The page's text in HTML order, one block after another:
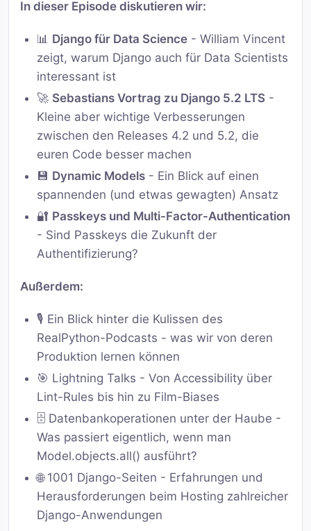
In dieser Episode diskutieren wir:
📊 Django für Data Science - William Vincent
zeigt, warum Django auch für Data Scientists
interessant ist
🚀 Sebastians Vortrag zu Django 5.2 LTS -
Kleine aber wichtige Verbesserungen
zwischen den Releases 4.2 und 5.2, die
euren Code besser machen
💾 Dynamic Models - Ein Blick auf einen
spannenden (und etwas gewagten) Ansatz
🔐 Passkeys und Multi-Factor-Authentication
- Sind Passkeys die Zukunft der
Authentifizierung?
Außerdem:
🎙️ Ein Blick hinter die Kulissen des
RealPython-Podcasts - was wir von deren
Produktion lernen können
🎯 Lightning Talks - Von Accessibility über
Lint-Rules bis hin zu Film-Biases
🗄️ Datenbankoperationen unter der Haube -
Was passiert eigentlich, wenn man
Model.objects.all() ausführt?
🌐 1001 Django-Seiten - Erfahrungen und
Herausforderungen beim Hosting zahlreicher
Django-Anwendungen